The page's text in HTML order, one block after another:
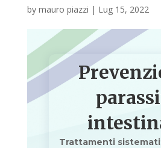
by mauro piazzi | Lug 15, 2022
Trattamenti